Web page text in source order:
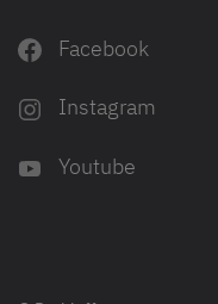
Facebook
Instagram
Youtube